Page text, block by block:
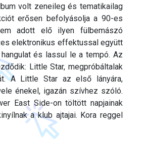
volt zeneileg és tematikailag
erősen befolyásolja a 90-es
adott elő ilyen fülbemászó
elektronikus effektussal együtt
és lassul le a tempó. Az
Little Star, megpróbáltalak
A Little Star az első lányára,
énekel, igazán szívhez szóló.
East Side-on töltött napjainak
a klub ajtajai. Kora reggel